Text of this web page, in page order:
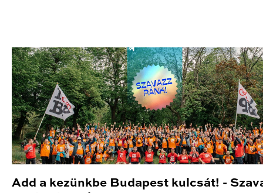
Add a kezünkbe Budapest kulcsát! -